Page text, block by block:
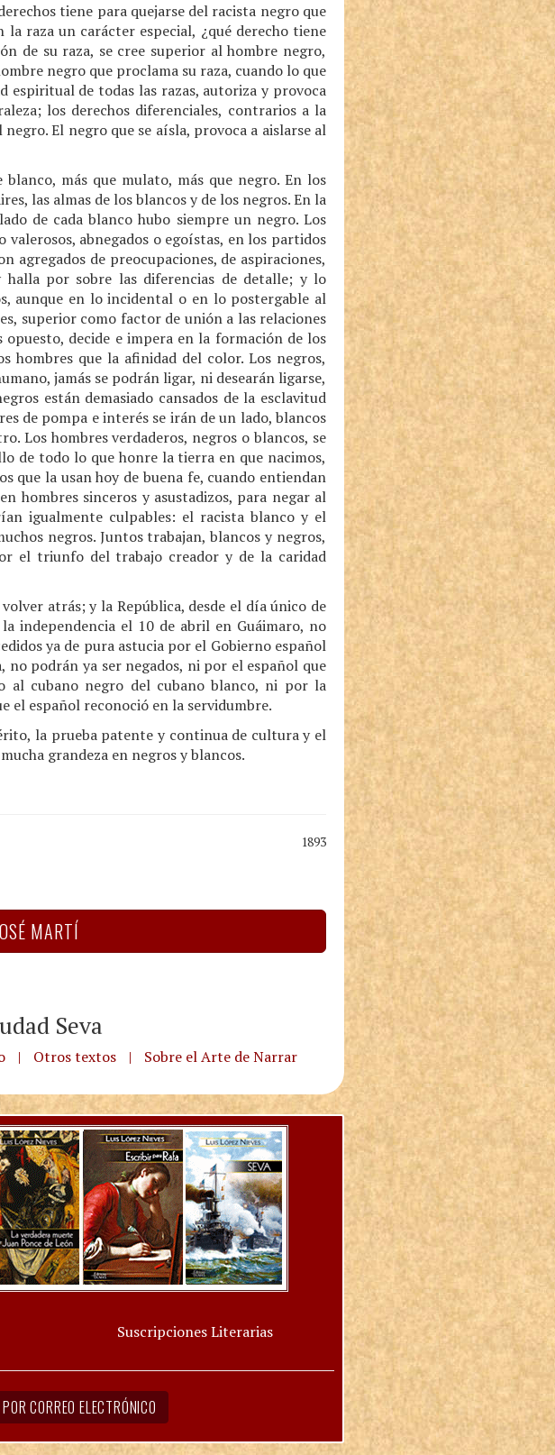
tiene para quejarse del racista negro que
la raza un carácter especial, ¿qué derecho tiene
de su raza, se cree superior al hombre negro,
negro que proclama su raza, cuando lo que
espiritual de todas las razas, autoriza y provoca
los derechos diferenciales, contrarios a la
El negro que se aísla, provoca a aislarse al
más que mulato, más que negro. En los
las almas de los blancos y de los negros. En la
de cada blanco hubo siempre un negro. Los
abnegados o egoístas, en los partidos
agregados de preocupaciones, de aspiraciones,
halla por sobre las diferencias de detalle; y lo
aunque en lo incidental o en lo postergable al
superior como factor de unión a las relaciones
decide e impera en la formación de los
hombres que la afinidad del color. Los negros,
jamás se podrán ligar, ni desearán ligarse,
están demasiado cansados de la esclavitud
de pompa e interés se irán de un lado, blancos
Los hombres verdaderos, negros o blancos, se
de todo lo que honre la tierra en que nacimos,
que la usan hoy de buena fe, cuando entiendan
hombres sinceros y asustadizos, para negar al
igualmente culpables: el racista blanco y el
negros. Juntos trabajan, blancos y negros,
el triunfo del trabajo creador y de la caridad
atrás; y la República, desde el día único de
independencia el 10 de abril en Guáimaro, no
ya de pura astucia por el Gobierno español
no podrán ya ser negados, ni por el español que
al cubano negro del cubano blanco, ni por la
el español reconoció en la servidumbre.
la prueba patente y continua de cultura y el
grandeza en negros y blancos.
1893
MARTÍ
Seva
| Otros textos | Sobre el Arte de Narrar
Suscripciones Literarias
CORREO ELECTRÓNICO